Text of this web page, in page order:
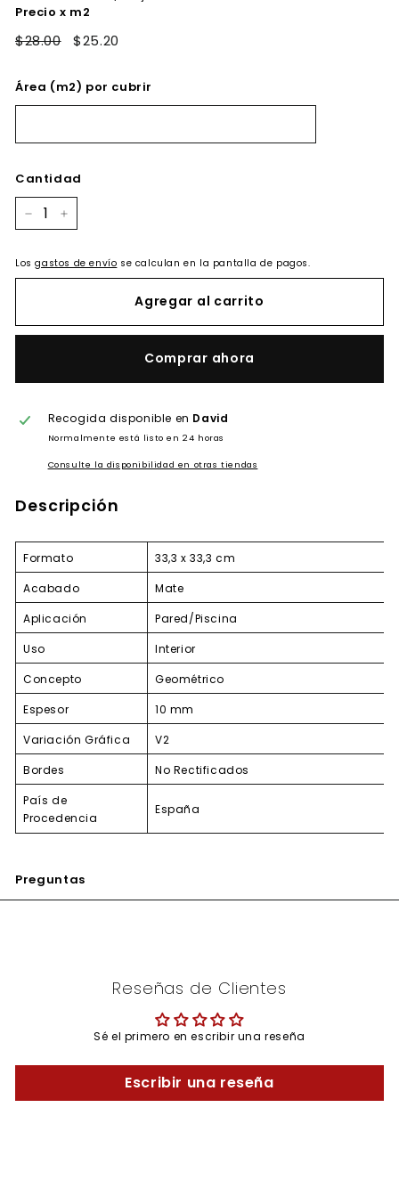
Precio x m2
$28.00 $25.20
Área (m2) por cubrir
Cantidad
Losgastos de envío se calculan en la pantalla de pagos.
Agregar al carrito
Comprar ahora
Recogida disponible en David
Normalmente está listo en 24 horas
Consulte la disponibilidad en otras tiendas
Descripción
Formato
33,3 x 33,3 cm
Acabado
Mate
Aplicación
Pared/Piscina
Uso
Interior
Concepto
Geométrico
Espesor
10 mm
Variación Gráfica
V2
Bordes
No Rectificados
País de
Procedencia
España
Preguntas
Reseñas de Clientes
Sé el primero en escribir una reseña
Escribir una reseña